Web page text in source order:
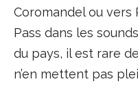
Coromandel ou vers
Pass dans les
du pays, il est rare
n’en mettent pas